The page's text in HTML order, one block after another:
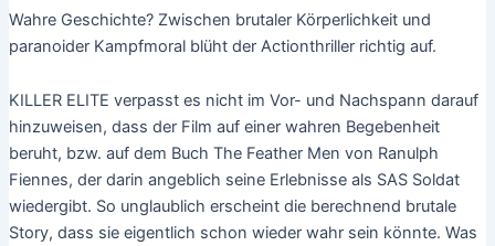
Wahre Geschichte? Zwischen brutaler Körperlichkeit und
paranoider Kampfmoral blüht der Actionthriller richtig auf.
KILLER ELITE verpasst es nicht im Vor- und Nachspann darauf
hinzuweisen, dass der Film auf einer wahren Begebenheit
beruht, bzw. auf dem Buch The Feather Men von Ranulph
Fiennes, der darin angeblich seine Erlebnisse als SAS Soldat
wiedergibt. So unglaublich erscheint die berechnend brutale
Story, dass sie eigentlich schon wieder wahr sein könnte. Was